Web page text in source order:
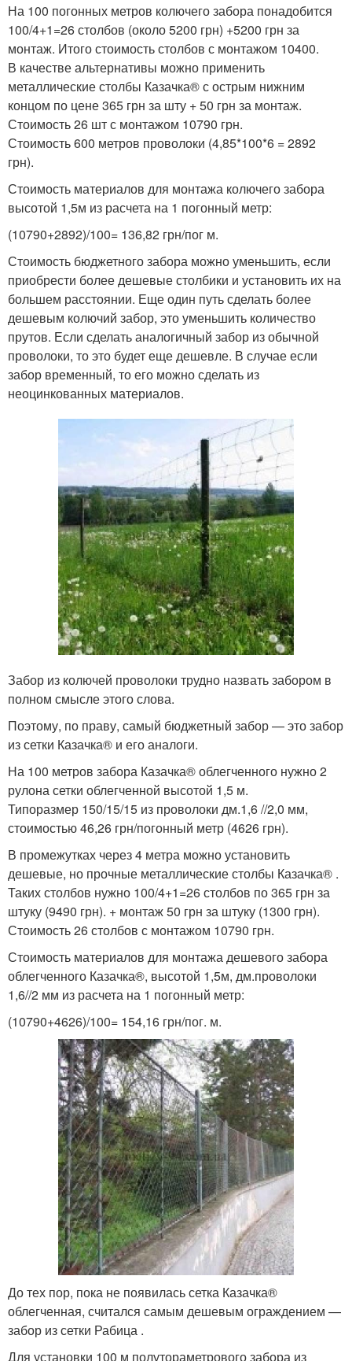
На 100 погонных метров колючего забора понадобится
100/4+1=26 столбов (около 5200 грн) +5200 грн за
монтаж. Итого стоимость столбов с монтажом 10400.
В качестве альтернативы можно применить
металлические столбы Казачка® с острым нижним
концом по цене 365 грн за шту + 50 грн за монтаж.
Стоимость 26 шт с монтажом 10790 грн.
Стоимость 600 метров проволоки (4,85*100*6 = 2892
грн).
Стоимость материалов для монтажа колючего забора
высотой 1,5м из расчета на 1 погонный метр:
(10790+2892)/100= 136,82 грн/пог м.
Стоимость бюджетного забора можно уменьшить, если
приобрести более дешевые столбики и установить их на
большем расстоянии. Еще один путь сделать более
дешевым колючий забор, это уменьшить количество
прутов. Если сделать аналогичный забор из обычной
проволоки, то это будет еще дешевле. В случае если
забор временный, то его можно сделать из
неоцинкованных материалов.
Забор из колючей проволоки трудно назвать забором в
полном смысле этого слова.
Поэтому, по праву, самый бюджетный забор — это забор
из сетки Казачка® и его аналоги.
На 100 метров забора Казачка® облегченного нужно 2
рулона сетки облегченной высотой 1,5 м.
Типоразмер 150/15/15 из проволоки дм.1,6 //2,0 мм,
стоимостью 46,26 грн/погонный метр (4626 грн).
В промежутках через 4 метра можно установить
дешевые, но прочные металлические столбы Казачка® .
Таких столбов нужно 100/4+1=26 столбов по 365 грн за
штуку (9490 грн). + монтаж 50 грн за штуку (1300 грн).
Стоимость 26 столбов с монтажом 10790 грн.
Стоимость материалов для монтажа дешевого забора
облегченного Казачка®, высотой 1,5м, дм.проволоки
1,6//2 мм из расчета на 1 погонный метр:
(10790+4626)/100= 154,16 грн/пог. м.
До тех пор, пока не появилась сетка Казачка®
облегченная, считался самым дешевым ограждением —
забор из сетки Рабица .
Для установки 100 м полутораметрового забора из